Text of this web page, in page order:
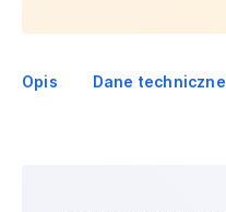
Opis Dane techniczne